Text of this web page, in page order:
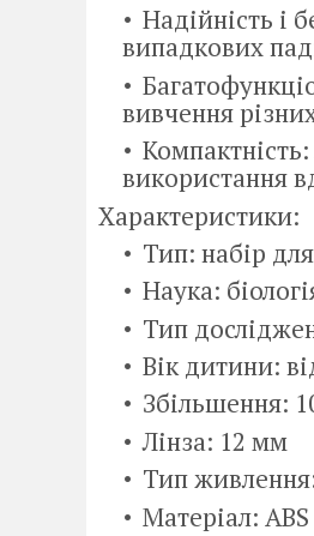
Надійність і
випадкових
вивчення
використання
Характеристики:
Тип: набір
Наука:
Тип
Вік дитини:
Збільшення:
Лінза: 12 мм
Тип
Матеріал: